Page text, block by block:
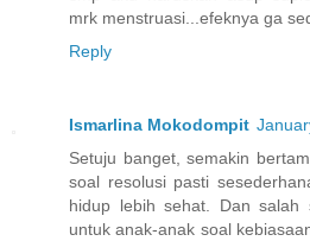
mrk menstruasi...efeknya ga
Reply
Ismarlina Mokodompit
Setuju banget, semakin
soal resolusi pasti
hidup lebih sehat. Dan salah
untuk anak-anak soal